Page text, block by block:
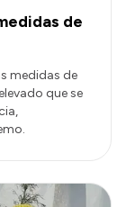
de
medidas de
que se